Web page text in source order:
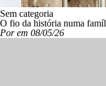
Sem categoria
O fio da história numa
Por em 08/05/26